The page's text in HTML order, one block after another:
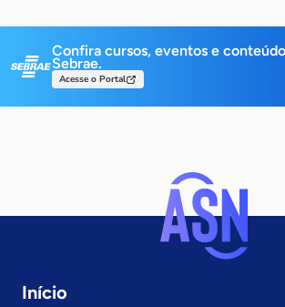
Confira cursos, eventos e
Sebrae.
Acesse o Portal
Início